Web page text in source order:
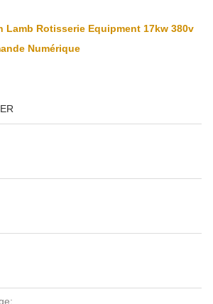
Lamb Rotisserie Equipment 17kw 380v
Numérique